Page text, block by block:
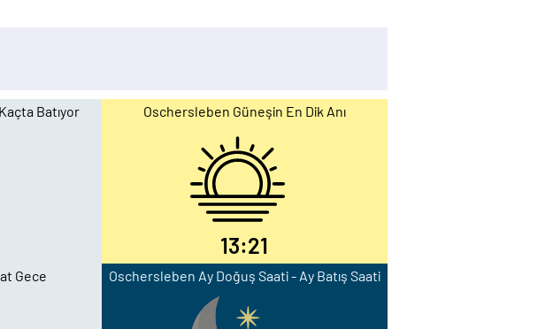
Batıyor Oschersleben Güneşin En Dik Anı
13:21
Gece Oschersleben Ay Doğuş Saati - Ay Batış Saati